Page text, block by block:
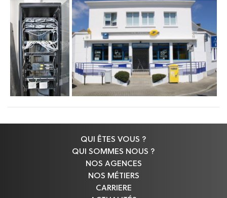
QUI ÊTES VOUS ?
QUI SOMMES NOUS ?
NOS AGENCES
NOS MÉTIERS
CARRIERE